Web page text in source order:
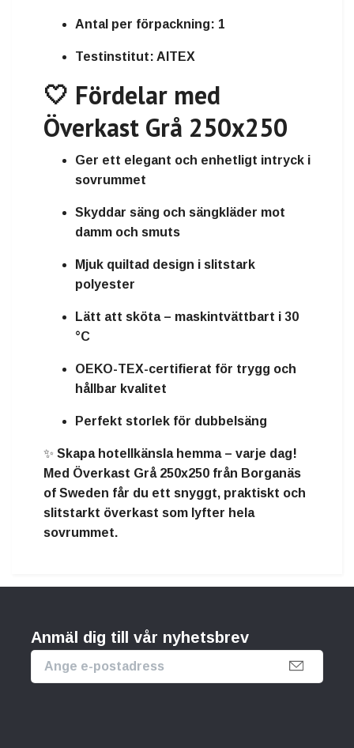
Antal per förpackning: 1
Testinstitut: AITEX
🤍 Fördelar med
Överkast Grå 250x250
Ger ett elegant och enhetligt intryck i
sovrummet
Skyddar säng och sängkläder mot
damm och smuts
Mjuk quiltad design i slitstark
polyester
Lätt att sköta – maskintvättbart i 30
°C
OEKO-TEX-certifierat för trygg och
hållbar kvalitet
Perfekt storlek för dubbelsäng
✨ Skapa hotellkänsla hemma – varje dag!
Med Överkast Grå 250x250 från Borganäs
of Sweden får du ett snyggt, praktiskt och
slitstarkt överkast som lyfter hela
sovrummet.
Anmäl dig till vår nyhetsbrev